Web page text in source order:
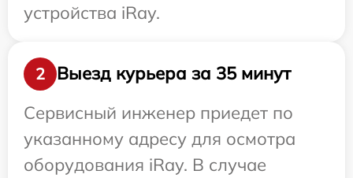
устройства iRay.
2
Выезд курьера за 35 минут
Сервисный инженер приедет по
указанному адресу для осмотра
оборудования iRay. В случае